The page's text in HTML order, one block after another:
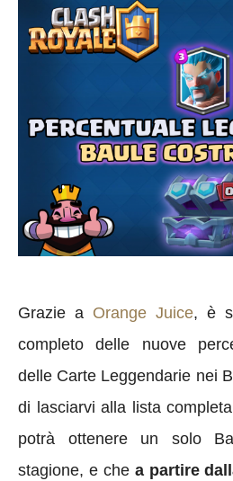
Grazie a Orange Juice, è
completo delle nuove
delle Carte Leggendarie nei
di lasciarvi alla lista
potrà ottenere un solo
stagione, e che a partire